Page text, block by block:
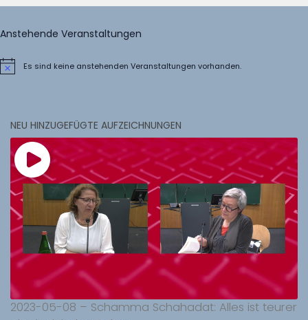
Anstehende Veranstaltungen
HinweisEs sind keine anstehenden Veranstaltungen vorhanden.
NEU HINZUGEFÜGTE AUFZEICHNUNGEN
2023-05-08 – Schamma Schahadat: Alles ist teurer